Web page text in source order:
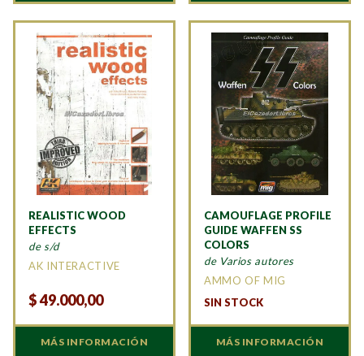
REALISTIC WOOD
EFFECTS
de s/d
AK INTERACTIVE
$49.000,00
MÁS INFORMACIÓN
CAMOUFLAGE PROFILE
GUIDE WAFFEN SS
COLORS
de Varios autores
AMMO OF MIG
SIN STOCK
MÁS INFORMACIÓN